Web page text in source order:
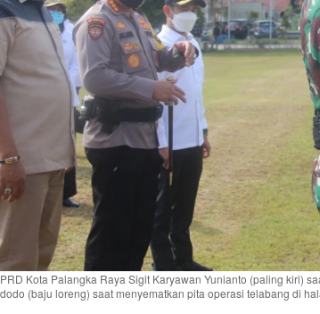
Kota Palangka Raya Sigit Karyawan Yunianto (paling kiri)
(baju loreng) saat menyematkan pita operasi telabang di